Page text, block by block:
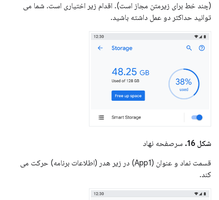
(چند خط برای زیرمتن مجاز است). اقدام زیر اختیاری است. شما می
توانید حداکثر دو عمل داشته باشید.
شکل 16.
سرصفحه نهاد
قسمت نماد و عنوان (App1) در زیر هدر (اطلاعات برنامه) حرکت می
کند.